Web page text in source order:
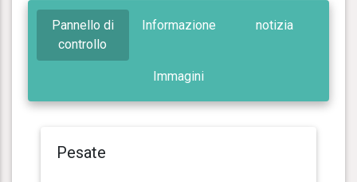
Pannello di
controllo
Informazione notizia
Immagini
Pesate